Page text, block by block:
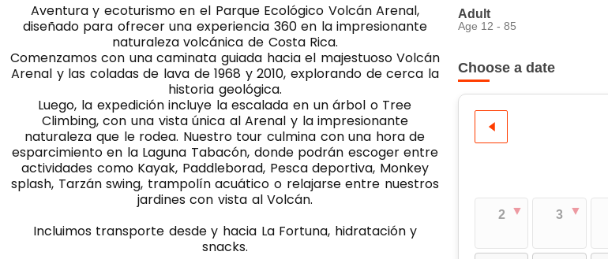
Aventura y ecoturismo en el Parque Ecológico Volcán Arenal,
diseñado para ofrecer una experiencia 360 en la impresionante
naturaleza volcánica de Costa Rica.
Comenzamos con una caminata guiada hacia el majestuoso Volcán
Arenal y las coladas de lava de 1968 y 2010, explorando de cerca la
historia geológica.
Luego, la expedición incluye la escalada en un árbol o Tree
Climbing, con una vista única al Arenal y la impresionante
naturaleza que le rodea. Nuestro tour culmina con una hora de
esparcimiento en la Laguna Tabacón, donde podrán escoger entre
actividades como Kayak, Paddleborad, Pesca deportiva, Monkey
splash, Tarzán swing, trampolín acuático o relajarse entre nuestros
jardines con vista al Volcán.
Incluimos transporte desde y hacia La Fortuna, hidratación y
snacks.
Adult
Age 12 - 85
Choose a date
2 3